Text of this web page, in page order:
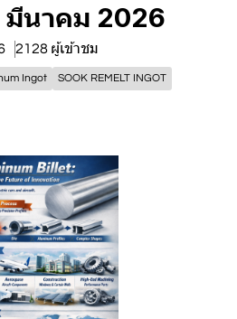
มีนาคม 2026
2128 ผู้เข้าชม
Ingot SOOK REMELT INGOT